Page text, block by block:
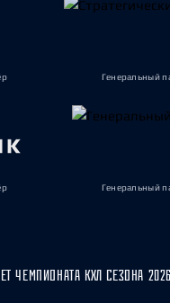
Генеральный
Генеральный
ЧЕМПИОНАТА КХЛ СЕЗОНА